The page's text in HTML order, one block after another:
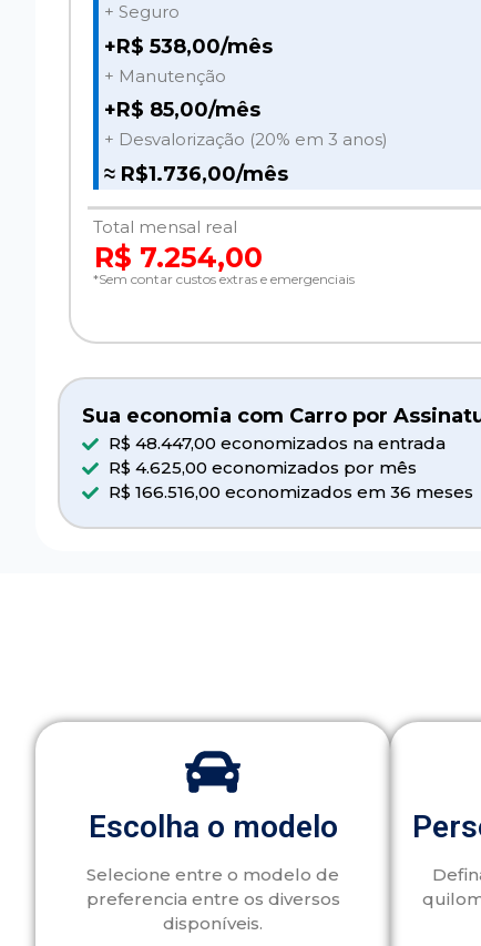
+ Seguro
+R$ 538,00/mês
+ Manutenção
+R$ 85,00/mês
+ Desvalorização (20% em 3 anos)
≈ R$1.736,00/mês
Total mensal real
R$ 7.254,00
*Sem contar custos extras e emergenciais
Sua economia com Carro por
R$ 48.447,00 economizados na entrada
R$ 4.625,00 economizados por mês
R$ 166.516,00 economizados em 36 meses
Escolha o modelo
Selecione entre o modelo de
preferencia entre os diversos
disponíveis.